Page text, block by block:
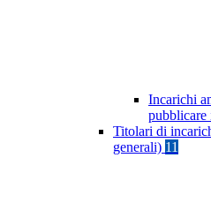
Incarichi
pubblicare
Titolari di
generali) 11